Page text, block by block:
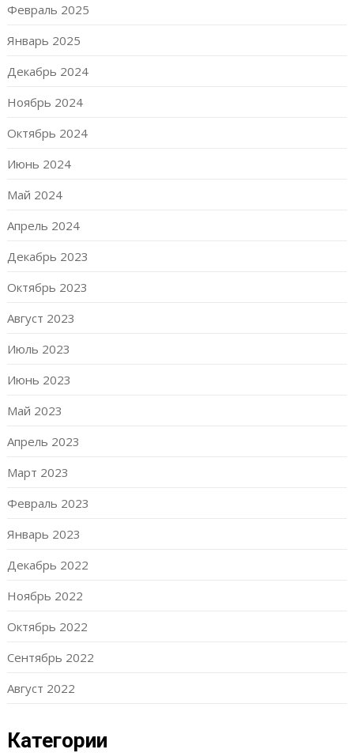
Февраль 2025
Январь 2025
Декабрь 2024
Ноябрь 2024
Октябрь 2024
Июнь 2024
Май 2024
Апрель 2024
Декабрь 2023
Октябрь 2023
Август 2023
Июль 2023
Июнь 2023
Май 2023
Апрель 2023
Март 2023
Февраль 2023
Январь 2023
Декабрь 2022
Ноябрь 2022
Октябрь 2022
Сентябрь 2022
Август 2022
Категории